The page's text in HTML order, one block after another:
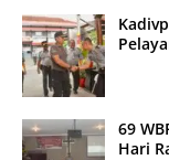
69
Hari